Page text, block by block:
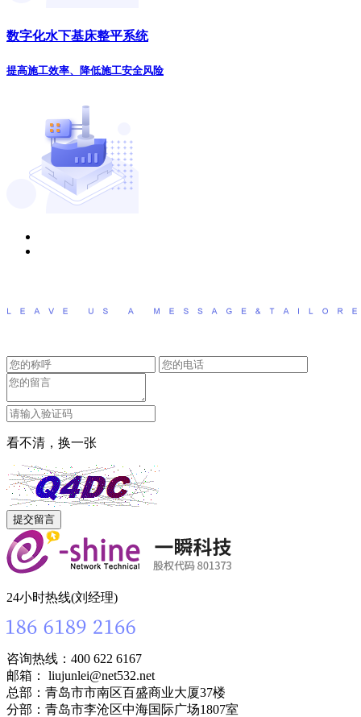
数字化水下基床整平系统
提高施工效率、降低施工安全风险
看不清，换一张
24小时热线(刘经理)
咨询热线：400 622 6167
邮箱： liujunlei@net532.net
总部：青岛市市南区百盛商业大厦37楼
分部：青岛市李沧区中海国际广场1807室